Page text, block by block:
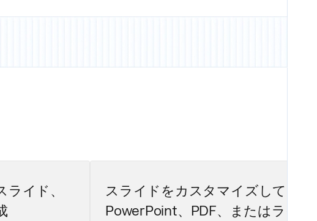
イド、
スライドをカスタマイズして、
PowerPoint、PDF、またはライ